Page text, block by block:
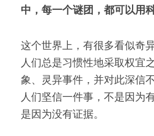
中，每一个谜团，都可以用
这个世界上，有很多看似奇
人们总是习惯性地采取权宜
象、灵异事件，并对此深信
人们坚信一件事，不是因为
是因为没有证据。